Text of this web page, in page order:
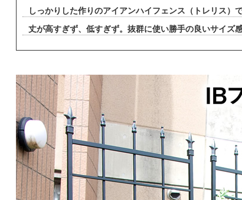
しっかりした作りのアイアンハイフェンス（トレリス）
丈が高すぎず、低すぎず。抜群に使い勝手の良いサイズ